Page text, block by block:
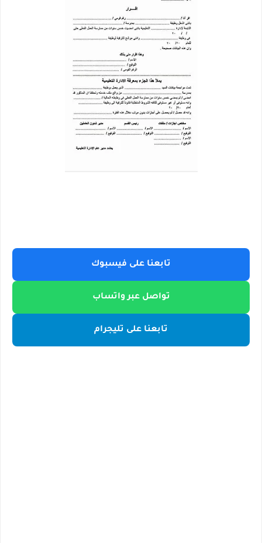
تابعنا على فيسبوك
تواصل عبر واتساب
تابعنا على تليجرام